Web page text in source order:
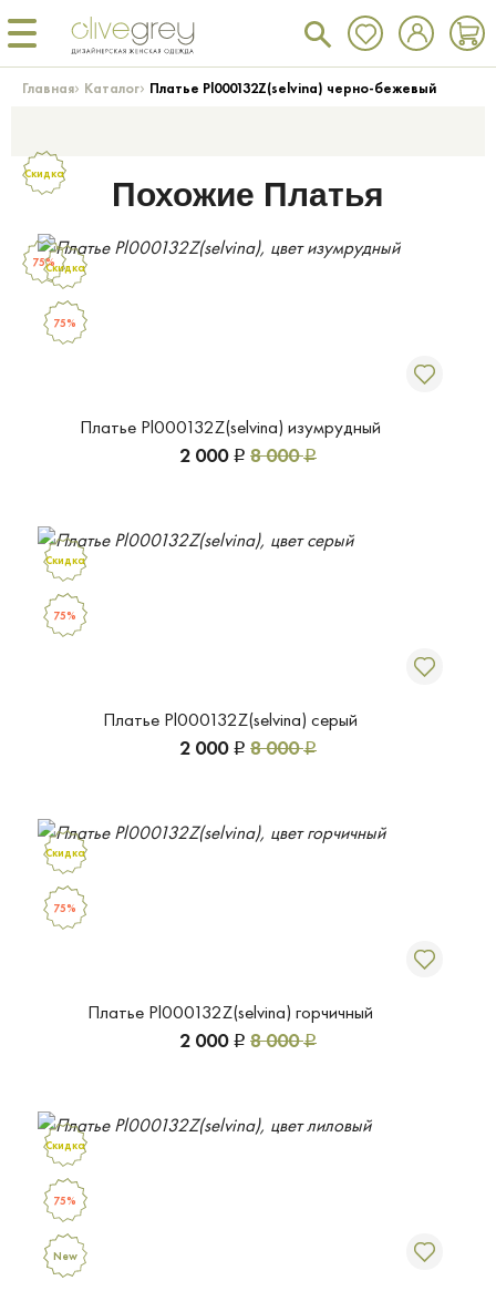
Главная› Каталог› Платье Pl000132Z(selvina) черно-бежевый
Скидка
75%
Похожие Платья
Платье Pl000132Z(selvina) изумрудный
2 000 Р 8 000Р
Скидка
75%
Платье Pl000132Z(selvina) серый
2 000 Р 8 000Р
Скидка
75%
Платье Pl000132Z(selvina) горчичный
2 000 Р 8 000Р
Скидка
75%
Скидка
75%
New